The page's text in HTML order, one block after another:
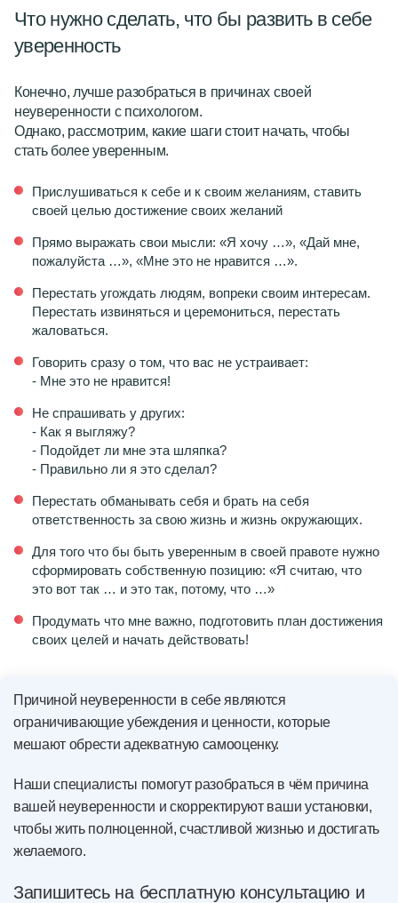
Что нужно сделать, что бы развить в себе
уверенность
Конечно, лучше разобраться в причинах своей
неуверенности с психологом.
Однако, рассмотрим, какие шаги стоит начать, чтобы
стать более уверенным.
Прислушиваться к себе и к своим желаниям, ставить
своей целью достижение своих желаний
Прямо выражать свои мысли: «Я хочу …», «Дай мне,
пожалуйста …», «Мне это не нравится …».
Перестать угождать людям, вопреки своим интересам.
Перестать извиняться и церемониться, перестать
жаловаться.
Говорить сразу о том, что вас не устраивает:
- Мне это не нравится!
Не спрашивать у других:
- Как я выгляжу?
- Подойдет ли мне эта шляпка?
- Правильно ли я это сделал?
Перестать обманывать себя и брать на себя
ответственность за свою жизнь и жизнь окружающих.
Для того что бы быть уверенным в своей правоте нужно
сформировать собственную позицию: «Я считаю, что
это вот так … и это так, потому, что …»
Продумать что мне важно, подготовить план достижения
своих целей и начать действовать!
Причиной неуверенности в себе являются
ограничивающие убеждения и ценности, которые
мешают обрести адекватную самооценку.
Наши специалисты помогут разобраться в чём причина
вашей неуверенности и скорректируют ваши установки,
чтобы жить полноценной, счастливой жизнью и достигать
желаемого.
Запишитесь на бесплатную консультацию и